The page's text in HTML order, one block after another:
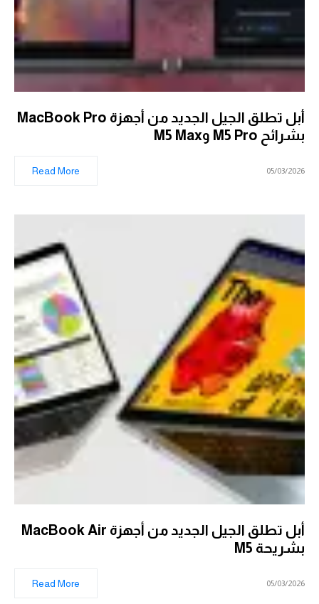
أبل تطلق الجيل الجديد من أجهزة MacBook Pro
بشرائح M5 Pro وM5 Max
05/03/2026
Read More
أبل تطلق الجيل الجديد من أجهزة MacBook Air
بشريحة M5
05/03/2026
Read More